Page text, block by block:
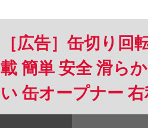
［広告］缶切り回
載 簡単 安全 滑ら
い 缶オープナー
格 アルミ缶 ソー